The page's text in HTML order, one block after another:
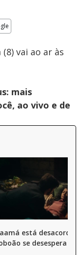
vai ao ar às
mais
ao vivo e de
está
se desespera |